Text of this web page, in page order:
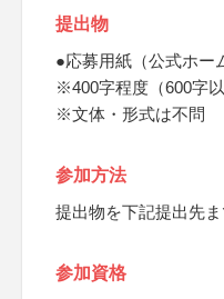
提出物
●応募用紙（公式ホー
※400字程度（600字
※文体・形式は不問
参加方法
提出物を下記提出先
参加資格